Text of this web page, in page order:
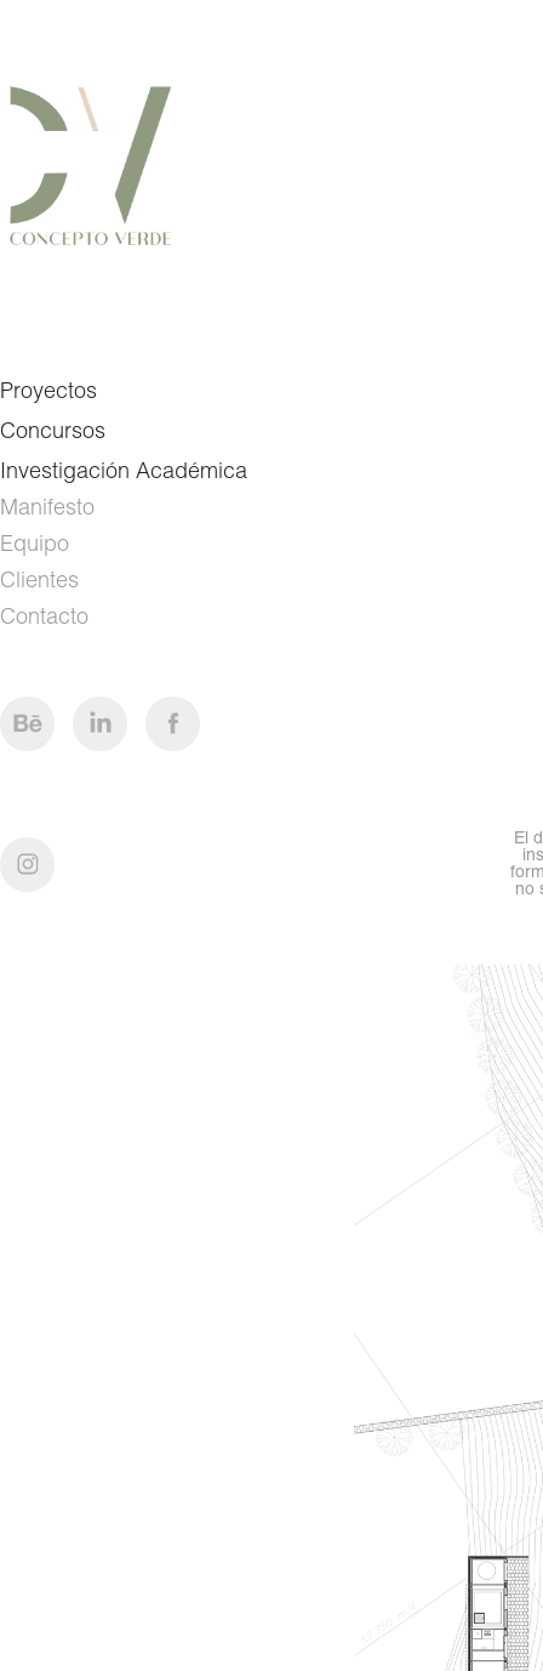
Proyectos
Concursos
Investigación Académica
Manifesto
Equipo
Clientes
Contacto
El
no